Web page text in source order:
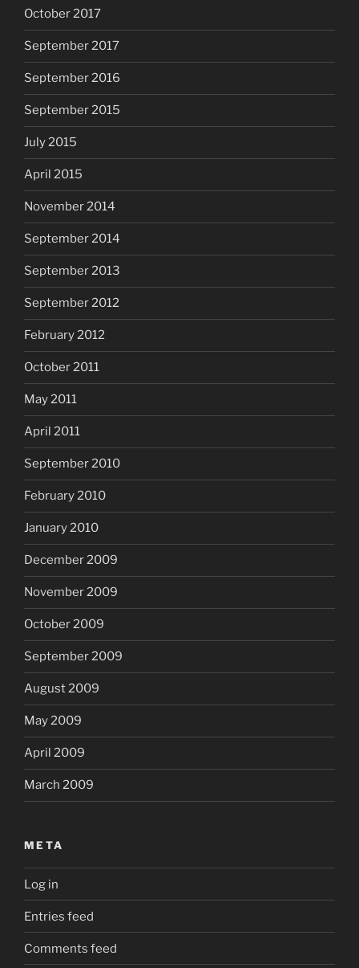
October 2017
September 2017
September 2016
September 2015
July 2015
April 2015
November 2014
September 2014
September 2013
September 2012
February 2012
October 2011
May 2011
April 2011
September 2010
February 2010
January 2010
December 2009
November 2009
October 2009
September 2009
August 2009
May 2009
April 2009
March 2009
META
Log in
Entries feed
Comments feed